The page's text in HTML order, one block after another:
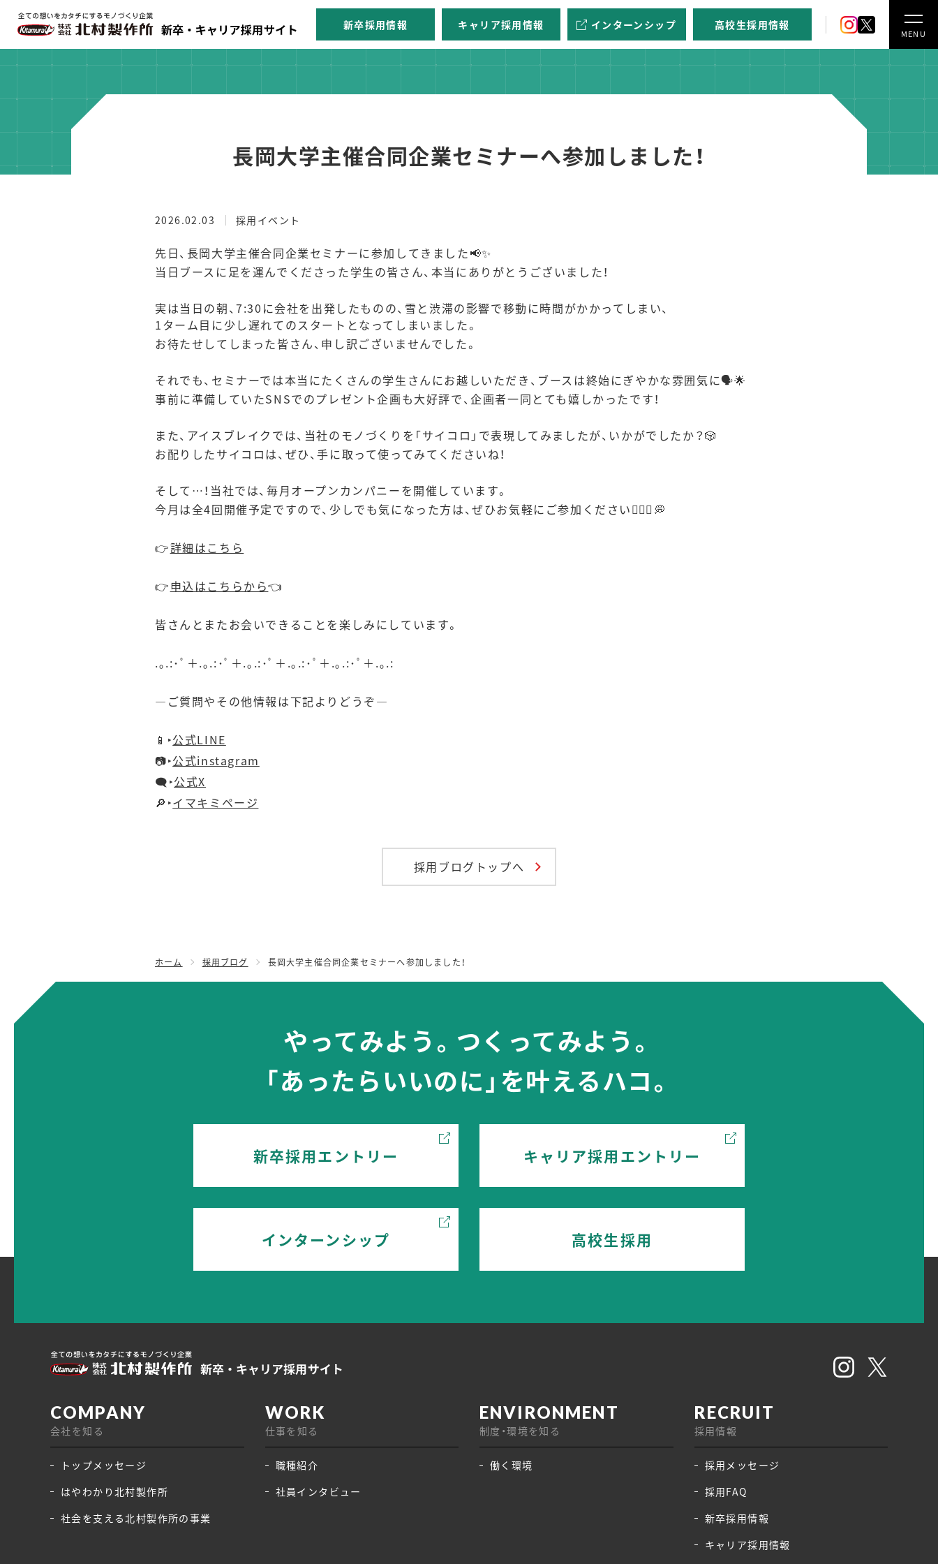
新卒採用情報 キャリア採用情報 インターンシップ 高校生採用情報
MENU
長岡大学主催合同企業セミナーへ参加しました！
2026.02.03 採用イベント
先日、長岡大学主催合同企業セミナーに参加してきました📢✨
当日ブースに足を運んでくださった学生の皆さん、本当にありがとうございました！
実は当日の朝、7:30に会社を出発したものの、雪と渋滞の影響で移動に時間がかかってしまい、
1ターム目に少し遅れてのスタートとなってしまいました。
お待たせしてしまった皆さん、申し訳ございませんでした。
それでも、セミナーでは本当にたくさんの学生さんにお越しいただき、ブースは終始にぎやかな雰囲気に🗣️🌟
事前に準備していたSNSでのプレゼント企画も大好評で、企画者一同とても嬉しかったです！
また、アイスブレイクでは、当社のモノづくりを「サイコロ」で表現してみましたが、いかがでしたか？🎲
お配りしたサイコロは、ぜひ、手に取って使ってみてくださいね！
そして…！当社では、毎月オープンカンパニーを開催しています。
今月は全4回開催予定ですので、少しでも気になった方は、ぜひお気軽にご参加ください🙇🏻‍♀️💭
👉詳細はこちら
👉申込はこちらから👈
皆さんとまたお会いできることを楽しみにしています。
.｡.:･ﾟ＋.｡.:･ﾟ＋.｡.:･ﾟ＋.｡.:･ﾟ＋.｡.:･ﾟ＋.｡.:
—ご質問やその他情報は下記よりどうぞ—
📱‣公式LINE
📷‣公式instagram
🗨️‣公式X
🔎‣イマキミページ
採用ブログトップへ
ホーム 採用ブログ 長岡大学主催合同企業セミナーへ参加しました！
やってみよう。つくってみよう。
「あったらいいのに」を叶えるハコ。
新卒採用エントリー キャリア採用エントリー
インターンシップ 高校生採用
会社を知る
トップメッセージ
はやわかり北村製作所
社会を支える北村製作所の事業
仕事を知る
職種紹介
社員インタビュー
制度・環境を知る
働く環境
採用情報
採用メッセージ
採用FAQ
新卒採用情報
キャリア採用情報